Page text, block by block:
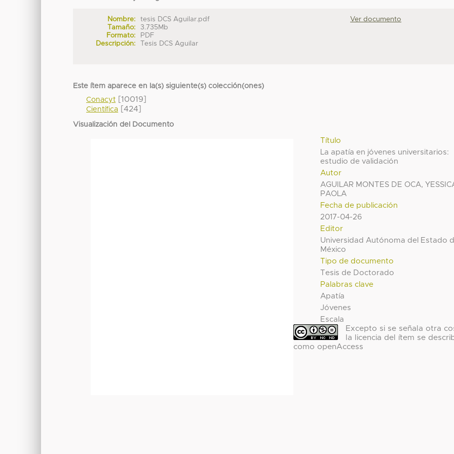
Nombre:
tesis DCS Aguilar.pdf
Tamaño:
3.735Mb
Formato:
PDF
Descripción:
Tesis DCS Aguilar
Ver documento
Este ítem aparece en la(s) siguiente(s) colección(ones)
Conacyt [10019]
Científica [424]
Visualización del Documento
Título
La apatía en jóvenes universitarios:
estudio de validación
Autor
AGUILAR MONTES DE OCA,
PAOLA
Fecha de publicación
2017-04-26
Editor
Universidad Autónoma del Estado
México
Tipo de documento
Tesis de Doctorado
Palabras clave
Apatía
Jóvenes
Escala
Excepto si se señala otra
la licencia del ítem se
como openAccess